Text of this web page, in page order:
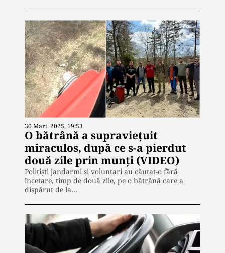
30 Mart. 2025, 19:53
O bătrână a supravieţuit
miraculos, după ce s-a pierdut
două zile prin munţi (VIDEO)
Poliţişti jandarmi şi voluntari au căutat-o fără
încetare, timp de două zile, pe o bătrână care a
dispărut de la…